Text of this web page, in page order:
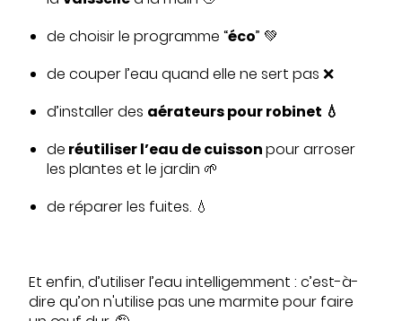
de choisir le programme “éco” 💚
de couper l’eau quand elle ne sert pas ❌
d’installer des aérateurs pour robinet 💧
de réutiliser l’eau de cuissonpour arroser
les plantes et le jardin 🌱
de réparer les fuites. 💧
Et enfin, d’utiliser l’eau intelligemment : c’est-à-
dire qu’on n'utilise pas une marmite pour faire